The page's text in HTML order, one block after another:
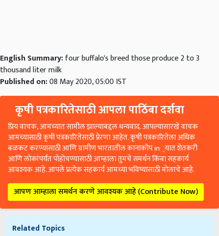
English Summary:four buffalo's breed those produce 2 to 3
thousand liter milk
Published on:08 May 2020, 05:00 IST
कृषी पत्रकारितेसाठी आपला पाठिंबा दर्शवा
प्रिय वाचक, आमच्यात सामील झाल्याबद्दल धन्यवाद. आपल्यासारखे वाचक
आमच्यासाठी कृषी पत्रकारितेसाठी प्रेरणा आहेत. कृषी पत्रकारितेला अधिक
बळकट करण्यासाठी आणि ग्रामीण भारतातील कानाकोप in्यात शेतकरी
आणि लोकांपर्यंत पोहोचण्यासाठी आम्हाला तुमचे समर्थन किंवा सहकार्य
आवश्यक आहे. आपले प्रत्येक सहकार्य आमच्या भविष्यासाठी मोलाचे आहे.
आपण आम्हाला समर्थन करणे आवश्यक आहे (Contribute Now)
Related Topics